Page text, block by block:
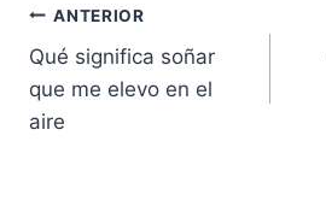
Navegación
de
entradas
ANTERIOR
Qué significa soñar
que me elevo en el
aire